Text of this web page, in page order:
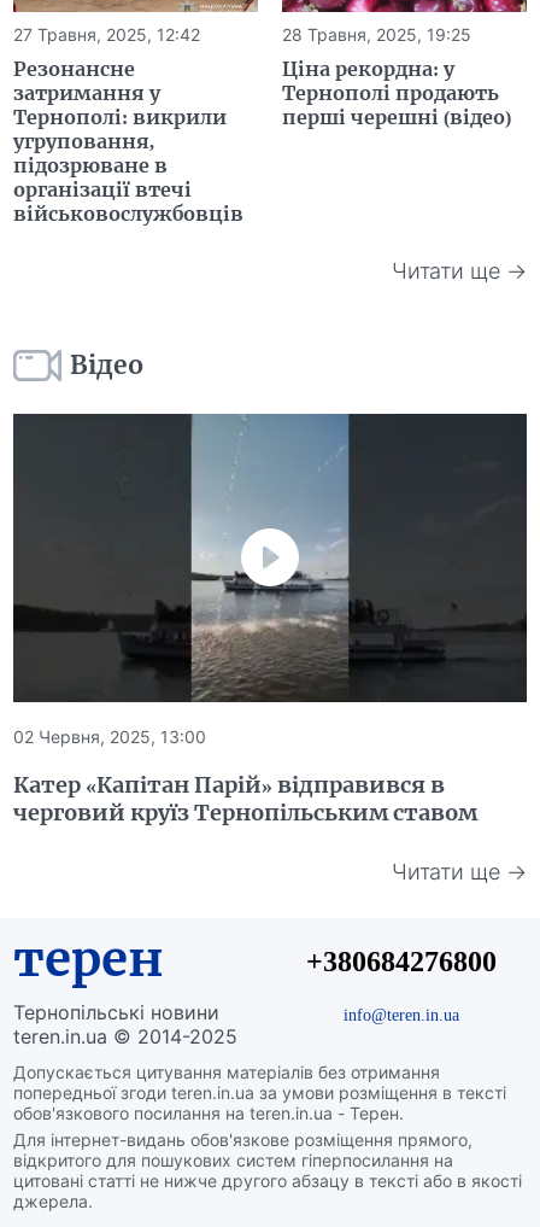
27 Травня, 2025, 12:42
Резонансне
затримання у
Тернополі: викрили
угруповання,
підозрюване в
організації втечі
військовослужбовців
28 Травня, 2025, 19:25
Ціна рекордна: у
Тернополі продають
перші черешні (відео)
Читати ще →
Відео
02 Червня, 2025, 13:00
Катер «Капітан Парій» відправився в
черговий круїз Тернопільським ставом
Читати ще →
терен
Тернопільські новини
teren.in.ua © 2014-2025
Допускається цитування матеріалів без отримання
попередньої згоди teren.in.ua за умови розміщення в тексті
обов'язкового посилання на teren.in.ua - Терен.
Для інтернет-видань обов'язкове розміщення прямого,
відкритого для пошукових систем гіперпосилання на
цитовані статті не нижче другого абзацу в тексті або в якості
джерела.
+380684276800
info@teren.in.ua